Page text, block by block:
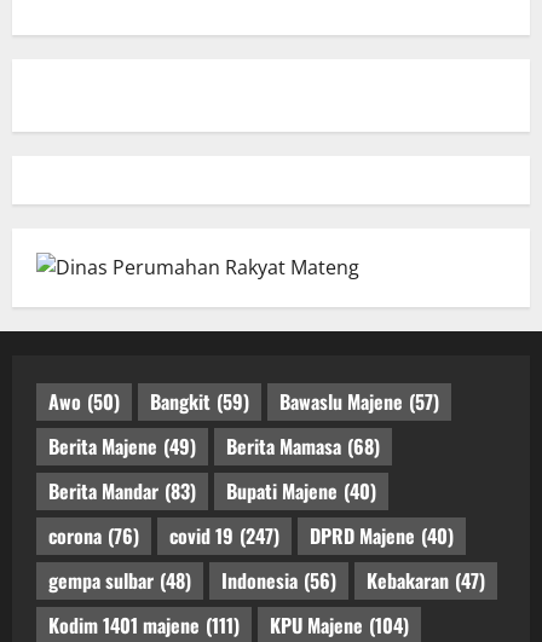
Awo (50) Bangkit (59) Bawaslu Majene (57)
Berita Majene (49) Berita Mamasa (68)
Berita Mandar (83) Bupati Majene (40)
corona (76) covid 19 (247) DPRD Majene (40)
gempa sulbar (48) Indonesia (56) Kebakaran (47)
Kodim 1401 majene (111) KPU Majene (104)